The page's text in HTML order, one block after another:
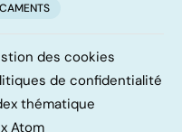
des cookies
de confidentialité
thématique
Atom